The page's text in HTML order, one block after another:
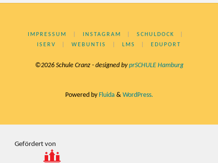
IMPRESSUM INSTAGRAM SCHULDOCK
ISERV
WEBUNTIS LMS EDUPORT
©2026 Schule Cranz - designed byprSCHULE Hamburg
Powered byFluida & WordPress.
Gefördert von